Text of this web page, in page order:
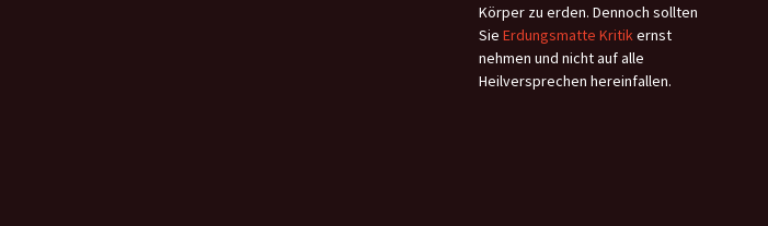
Körper zu erden. Dennoch sollten
Sie Erdungsmatte Kritikernst
nehmen und nicht auf alle
Heilversprechen hereinfallen.